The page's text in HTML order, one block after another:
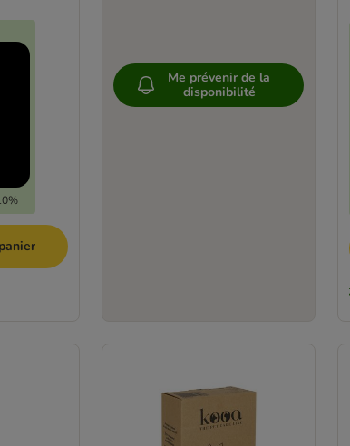
Me prévenir de la
disponibilité